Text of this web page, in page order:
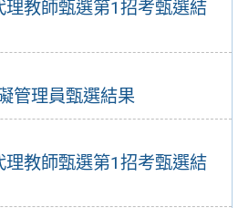
教師甄選第1招考甄選結
管理員甄選結果
教師甄選第1招考甄選結